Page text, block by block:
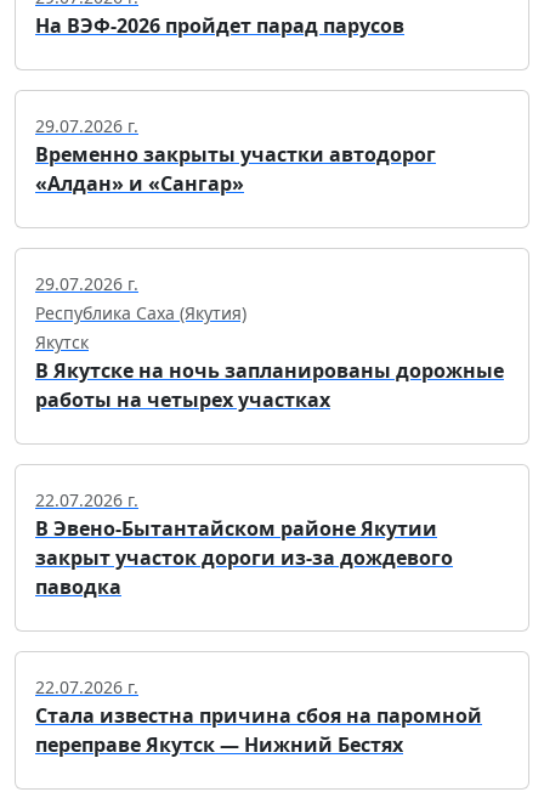
На ВЭФ-2026 пройдет парад парусов
29.07.2026 г.
Временно закрыты участки автодорог
«Алдан» и «Сангар»
29.07.2026 г.
Республика Саха (Якутия)
Якутск
В Якутске на ночь запланированы дорожные
работы на четырех участках
22.07.2026 г.
В Эвено-Бытантайском районе Якутии
закрыт участок дороги из-за дождевого
паводка
22.07.2026 г.
Стала известна причина сбоя на паромной
переправе Якутск — Нижний Бестях